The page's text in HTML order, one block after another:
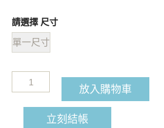
請選擇 尺寸
單一尺寸
放入購物車
立刻結帳